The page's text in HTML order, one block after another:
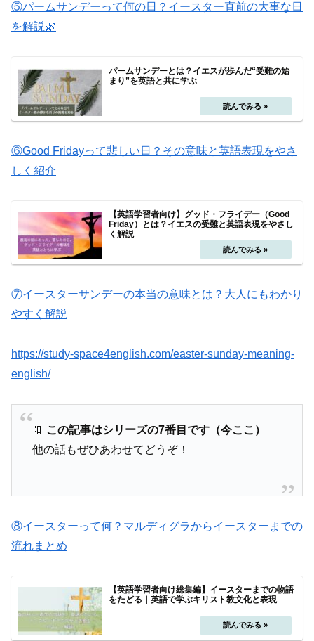
⑤パームサンデーって何の日？イースター直前の大事な日
を解説🌿
パームサンデーとは？イエスが歩んだ“受難の始
まり”を英語と共に学ぶ
⑥Good Fridayって悲しい日？その意味と英語表現をやさ
しく紹介
【英語学習者向け】グッド・フライデー（Good
Friday）とは？イエスの受難と英語表現をやさし
く解説
⑦イースターサンデーの本当の意味とは？大人にもわかり
やすく解説
https://study-space4english.com/easter-sunday-meaning-
english/
🔖 この記事はシリーズの7番目です（今ここ）
他の話もぜひあわせてどうぞ！
⑧イースターって何？マルディグラからイースターまでの
流れまとめ
【英語学習者向け総集編】イースターまでの物語
をたどる｜英語で学ぶキリスト教文化と表現